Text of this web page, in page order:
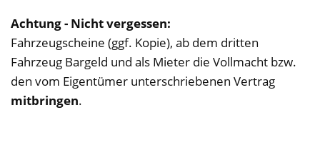
Achtung - Nicht vergessen:
Fahrzeugscheine (ggf. Kopie), ab dem dritten
Fahrzeug Bargeld und als Mieter die Vollmacht bzw.
den vom Eigentümer unterschriebenen Vertrag
mitbringen.